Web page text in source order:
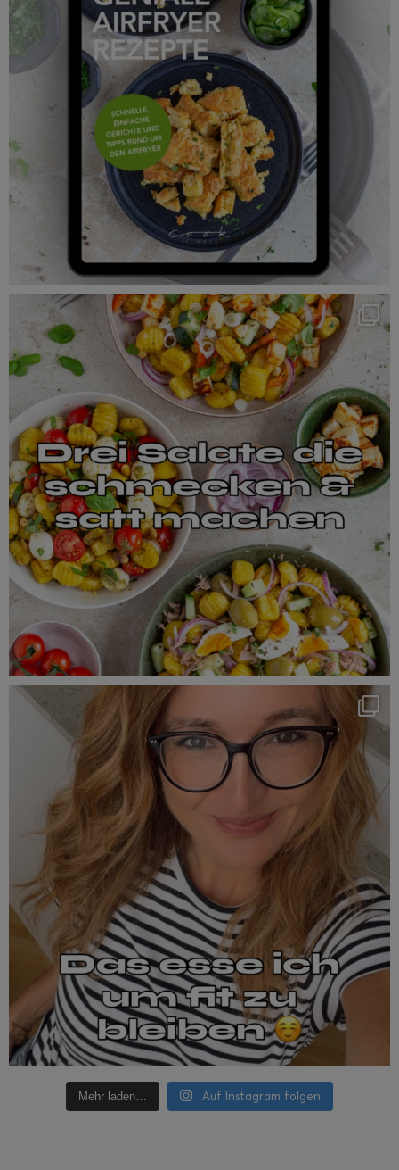
Mehr laden… Auf Instagram folgen